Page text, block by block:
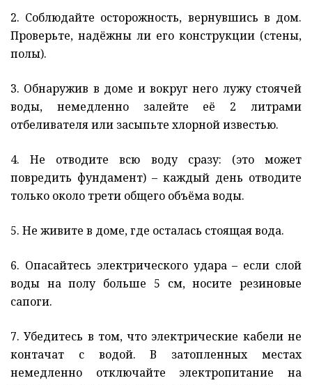
2. Соблюдайте осторожность, вернувшись в дом.
Проверьте, надёжны ли его конструкции (стены,
полы).
3. Обнаружив в доме и вокруг него лужу стоячей
воды, немедленно залейте её 2 литрами
отбеливателя или засыпьте хлорной известью.
4. Не отводите всю воду сразу: (это может
повредить фундамент) – каждый день отводите
только около трети общего объёма воды.
5. Не живите в доме, где осталась стоящая вода.
6. Опасайтесь электрического удара – если слой
воды на полу больше 5 см, носите резиновые
сапоги.
7. Убедитесь в том, что электрические кабели не
контачат с водой. В затопленных местах
немедленно отключайте электропитание на